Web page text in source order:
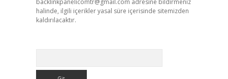
backlinkpanelicomtr@gmail.com adresine bildirmeniz
halinde, ilgili içerikler yasal süre içerisinde sitemizden
kaldırılacaktır.